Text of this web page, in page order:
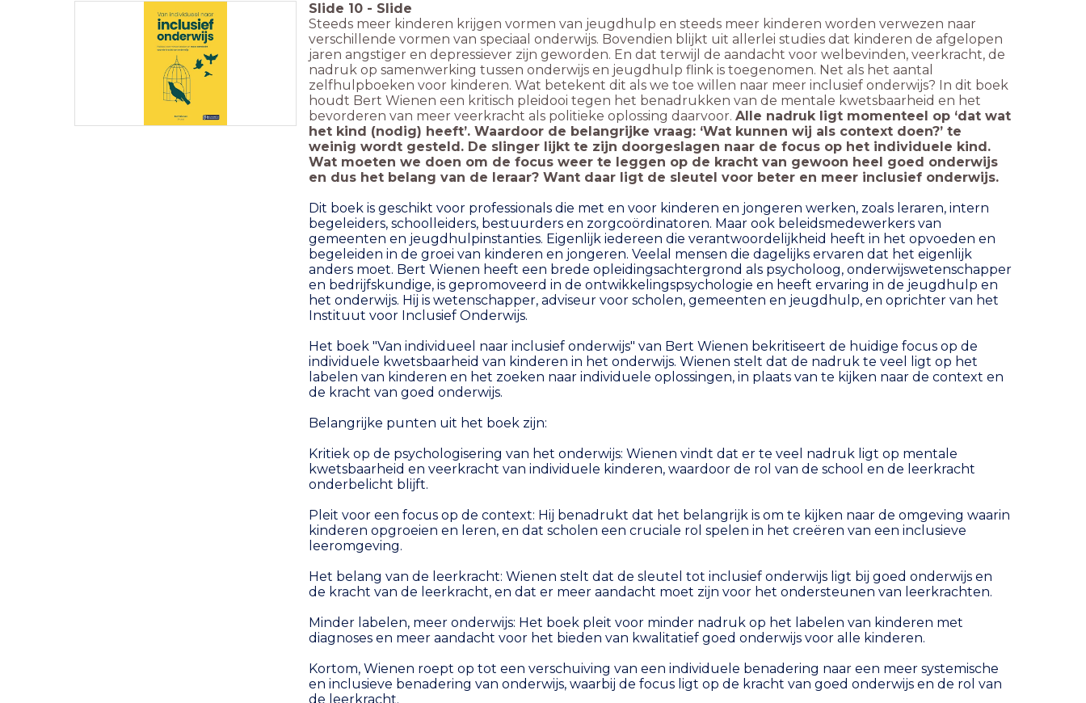
Slide 10 - Slide
Steeds meer kinderen krijgen vormen van jeugdhulp en steeds meer kinderen worden verwezen naar
verschillende vormen van speciaal onderwijs. Bovendien blijkt uit allerlei studies dat kinderen de afgelopen
jaren angstiger en depressiever zijn geworden. En dat terwijl de aandacht voor welbevinden, veerkracht, de
nadruk op samenwerking tussen onderwijs en jeugdhulp flink is toegenomen. Net als het aantal
zelfhulpboeken voor kinderen. Wat betekent dit als we toe willen naar meer inclusief onderwijs? In dit boek
houdt Bert Wienen een kritisch pleidooi tegen het benadrukken van de mentale kwetsbaarheid en het
bevorderen van meer veerkracht als politieke oplossing daarvoor. Alle nadruk ligt momenteel op ‘dat wat
het kind (nodig) heeft’. Waardoor de belangrijke vraag: ‘Wat kunnen wij als context doen?’ te
weinig wordt gesteld. De slinger lijkt te zijn doorgeslagen naar de focus op het individuele kind.
Wat moeten we doen om de focus weer te leggen op de kracht van gewoon heel goed onderwijs
en dus het belang van de leraar? Want daar ligt de sleutel voor beter en meer inclusief onderwijs.
Dit boek is geschikt voor professionals die met en voor kinderen en jongeren werken, zoals leraren, intern
begeleiders, schoolleiders, bestuurders en zorgcoördinatoren. Maar ook beleidsmedewerkers van
gemeenten en jeugdhulpinstanties. Eigenlijk iedereen die verantwoordelijkheid heeft in het opvoeden en
begeleiden in de groei van kinderen en jongeren. Veelal mensen die dagelijks ervaren dat het eigenlijk
anders moet. Bert Wienen heeft een brede opleidingsachtergrond als psycholoog, onderwijswetenschapper
en bedrijfskundige, is gepromoveerd in de ontwikkelingspsychologie en heeft ervaring in de jeugdhulp en
het onderwijs. Hij is wetenschapper, adviseur voor scholen, gemeenten en jeugdhulp, en oprichter van het
Instituut voor Inclusief Onderwijs.
Het boek "Van individueel naar inclusief onderwijs" van Bert Wienen bekritiseert de huidige focus op de
individuele kwetsbaarheid van kinderen in het onderwijs. Wienen stelt dat de nadruk te veel ligt op het
labelen van kinderen en het zoeken naar individuele oplossingen, in plaats van te kijken naar de context en
de kracht van goed onderwijs.
Belangrijke punten uit het boek zijn:
Kritiek op de psychologisering van het onderwijs: Wienen vindt dat er te veel nadruk ligt op mentale
kwetsbaarheid en veerkracht van individuele kinderen, waardoor de rol van de school en de leerkracht
onderbelicht blijft.
Pleit voor een focus op de context: Hij benadrukt dat het belangrijk is om te kijken naar de omgeving waarin
kinderen opgroeien en leren, en dat scholen een cruciale rol spelen in het creëren van een inclusieve
leeromgeving.
Het belang van de leerkracht: Wienen stelt dat de sleutel tot inclusief onderwijs ligt bij goed onderwijs en
de kracht van de leerkracht, en dat er meer aandacht moet zijn voor het ondersteunen van leerkrachten.
Minder labelen, meer onderwijs: Het boek pleit voor minder nadruk op het labelen van kinderen met
diagnoses en meer aandacht voor het bieden van kwalitatief goed onderwijs voor alle kinderen.
Kortom, Wienen roept op tot een verschuiving van een individuele benadering naar een meer systemische
en inclusieve benadering van onderwijs, waarbij de focus ligt op de kracht van goed onderwijs en de rol van
de leerkracht.